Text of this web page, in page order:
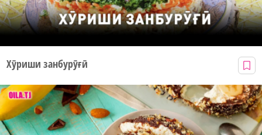
Хӯриши занбурӯғӣ